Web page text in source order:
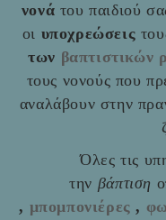
νονά του παιδιού
οι υποχρεώσεις
των βαπτιστικών
τους νονούς που
αναλάβουν στην
Όλες τις
την βάπτιση
, μπομπονιέρες ,